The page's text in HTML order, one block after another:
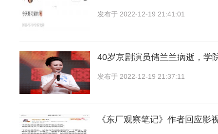
发布于 2022-12-19 21:41:01
40岁京剧演员储兰兰病逝，学
发布于 2022-12-19 21:37:11
《东厂观察笔记》作者回应影